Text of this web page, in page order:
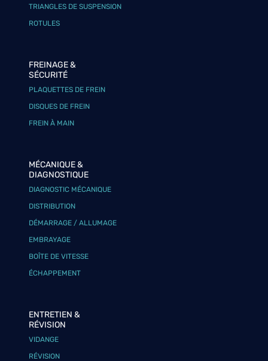
TRIANGLES DE SUSPENSION
ROTULES
FREINAGE &
SÉCURITÉ
PLAQUETTES DE FREIN
DISQUES DE FREIN
FREIN À MAIN
MÉCANIQUE &
DIAGNOSTIQUE
DIAGNOSTIC MÉCANIQUE
DISTRIBUTION
DÉMARRAGE / ALLUMAGE
EMBRAYAGE
BOÎTE DE VITESSE
ÉCHAPPEMENT
ENTRETIEN &
RÉVISION
VIDANGE
RÉVISION